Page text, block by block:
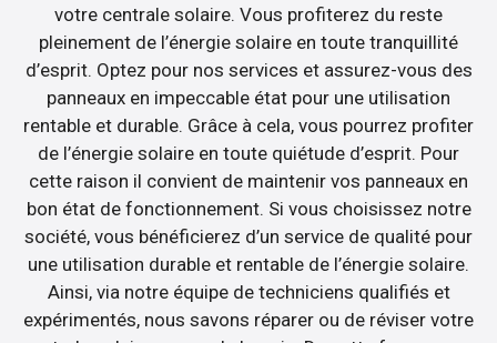
votre centrale solaire. Vous profiterez du reste
pleinement de l’énergie solaire en toute tranquillité
d’esprit. Optez pour nos services et assurez-vous des
panneaux en impeccable état pour une utilisation
rentable et durable. Grâce à cela, vous pourrez profiter
de l’énergie solaire en toute quiétude d’esprit. Pour
cette raison il convient de maintenir vos panneaux en
bon état de fonctionnement. Si vous choisissez notre
société, vous bénéficierez d’un service de qualité pour
une utilisation durable et rentable de l’énergie solaire.
Ainsi, via notre équipe de techniciens qualifiés et
expérimentés, nous savons réparer ou de réviser votre